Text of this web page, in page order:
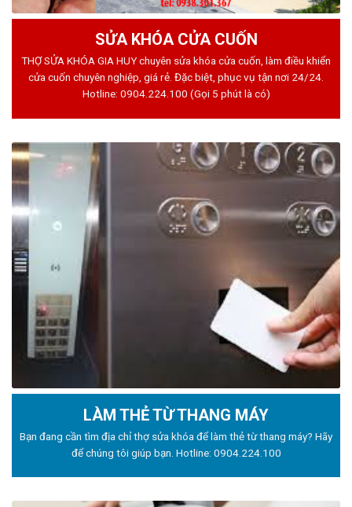
SỬA KHÓA CỬA CUỐN
THỢ SỬA KHÓA GIA HUY chuyên sửa khóa cửa cuốn, làm điều khiển
cửa cuốn chuyên nghiệp, giá rẻ. Đặc biệt, phục vụ tận nơi 24/24.
Hotline: 0904.224.100 (Gọi 5 phút là có)
LÀM THẺ TỪ THANG MÁY
Bạn đang cần tìm địa chỉ thợ sửa khóa để làm thẻ từ thang máy? Hãy
để chúng tôi giúp bạn. Hotline: 0904.224.100